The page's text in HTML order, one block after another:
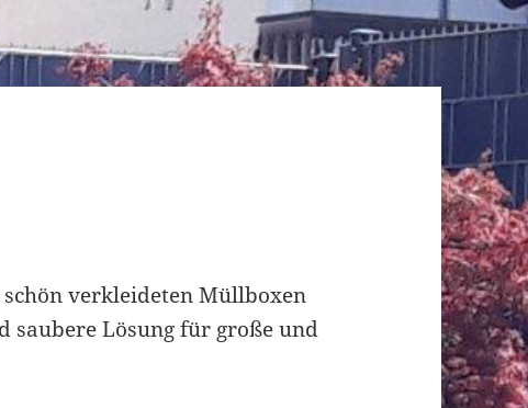
verkleideten Müllboxen
saubere Lösung für große und